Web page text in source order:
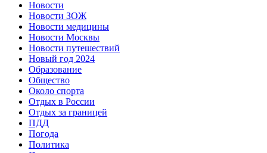
Новости
Новости ЗОЖ
Новости медицины
Новости Москвы
Новости путешествий
Новый год 2024
Образование
Общество
Около спорта
Отдых в России
Отдых за границей
ПДД
Погода
Политика